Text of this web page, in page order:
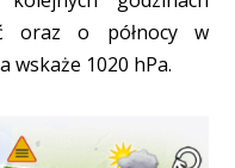
oraz o północy w
wskaże 1020 hPa.